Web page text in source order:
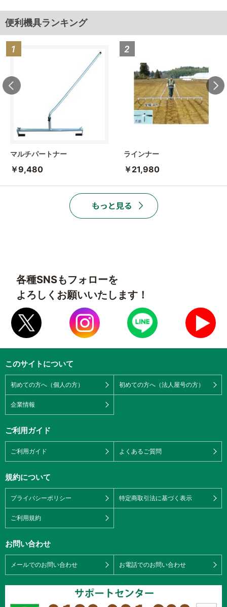
便利機具ランキング
マルチパートナー
￥9,480
ラインナー
￥21,980
各種SNSもフォローを
よろしくお願いいたします！
このサイトについて
初めての方へ（個人の方） 初めての方へ（法人屋号の方）
企業情報
ご利用ガイド
ご利用ガイド よくあるご質問
規約について
プライバシーポリシー 特定商取引法に基づく表示
ご利用規約
お問い合わせ
メールでのお問い合わせ お電話でのお問い合わせ